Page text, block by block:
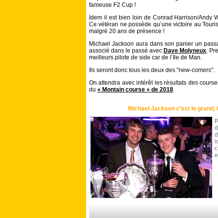
fameuse F2 Cup !
Idem il est bien loin de Conrad Harrison/Andy
Ce vétéran ne possède qu’une victoire au
malgré 20 ans de présence !
Michael Jackson aura dans son panier un
associé dans le passé avec Dave Molyneux.
meilleurs pilote de side car de l’Ile de Man.
Ils seront donc tous les deux des "new-comers".
On attendra avec intérêt les résultats des
du « Montain course » de 2018
Michael Jackson c’est le grand,